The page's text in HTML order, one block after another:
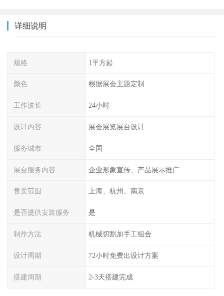
详细说明
规格 1平方起
颜色 根据展会主题定制
工作波长 24小时
设计内容 展会展览展台设计
服务城市 全国
展台服务内容 企业形象宣传、产品展示推广
售卖范围 上海、杭州、南京
是否提供安装服务 是
制作方法 机械切割加手工组合
设计周期 72小时免费出设计方案
搭建周期 2-3天搭建完成